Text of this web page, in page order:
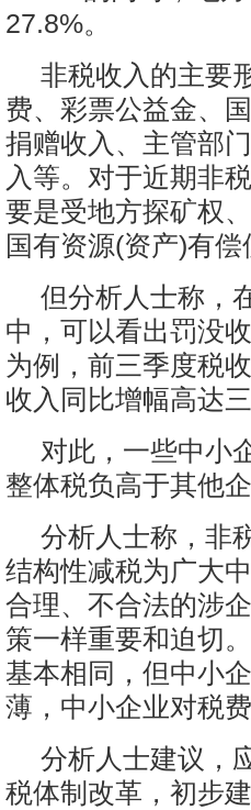
27.8%。
非税收入的主要
费、彩票公益金、
捐赠收入、主管部
入等。对于近期非
要是受地方探矿权
国有资源(资产)有
但分析人士称，
中，可以看出罚没
为例，前三季度税
收入同比增幅高达三
对此，一些中小
整体税负高于其他企
分析人士称，非
结构性减税为广大
合理、不合法的涉
策一样重要和迫切
基本相同，但中小
薄，中小企业对税
分析人士建议，
税体制改革，初步